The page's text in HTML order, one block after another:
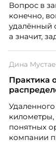
почему
бизнесу
Вопрос в
конечно,
удалённый
а значит,
факте:
People
МИФИ,
Дина
Практика
понятных
компании